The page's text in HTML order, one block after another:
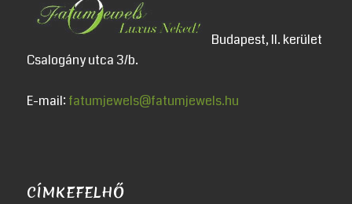
Budapest, II. kerület
Csalogány utca 3/b.
E-mail: fatumjewels@fatumjewels.hu
CÍMKEFELHŐ